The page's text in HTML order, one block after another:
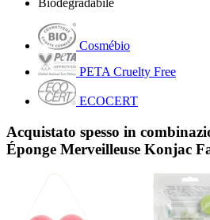
Biodegradabile
Cosmébio
PETA Cruelty Free
ECOCERT
Acquistato spesso in
Éponge Merveilleuse Konjac